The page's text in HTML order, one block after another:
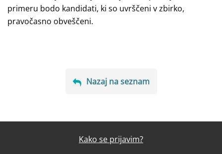
primeru bodo kandidati, ki so uvrščeni v zbirko,
pravočasno obveščeni.
Nazaj na seznam
Kako se prijavim?